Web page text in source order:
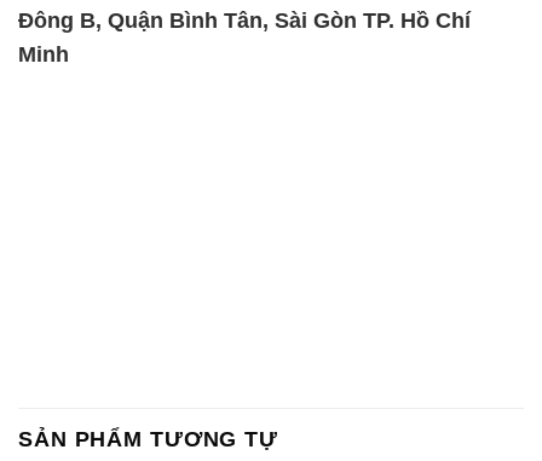
Đông B, Quận Bình Tân, Sài Gòn TP. Hồ Chí
Minh
SẢN PHẨM TƯƠNG TỰ